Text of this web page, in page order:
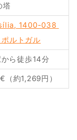
塔
1400-038
ルトガル
ら徒歩14分
（約1,269円）